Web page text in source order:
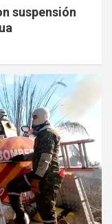
suspensión